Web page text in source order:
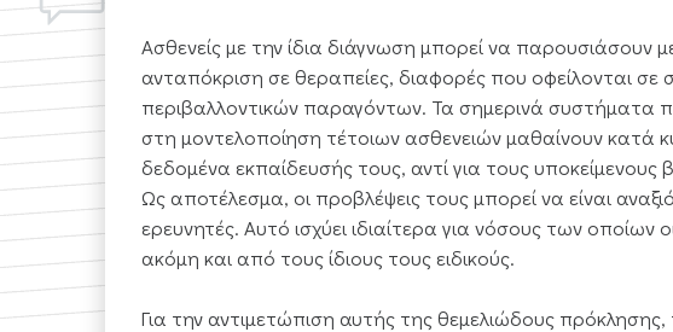
Ασθενείς με την ίδια διάγνωση μπορεί να παρουσιάσουν
ανταπόκριση σε θεραπείες, διαφορές που οφείλονται σε
περιβαλλοντικών παραγόντων. Τα σημερινά συστήματα
στη μοντελοποίηση τέτοιων ασθενειών μαθαίνουν κατά
δεδομένα εκπαίδευσής τους, αντί για τους
Ως αποτέλεσμα, οι προβλέψεις τους μπορεί να είναι
ερευνητές. Αυτό ισχύει ιδιαίτερα για νόσους των οποίων
ακόμη και από τους ίδιους τους ειδικούς.
Για την αντιμετώπιση αυτής της θεμελιώδους πρόκλησης,